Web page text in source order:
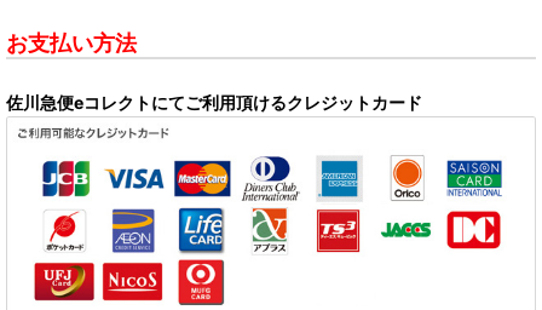
お支払い方法
佐川急便eコレクトにてご利用頂けるクレジットカード